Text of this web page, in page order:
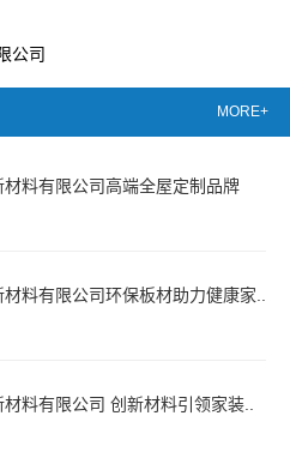
公司
MORE+
材料有限公司高端全屋定制品牌
料有限公司环保板材助力健康家..
料有限公司 创新材料引领家装..